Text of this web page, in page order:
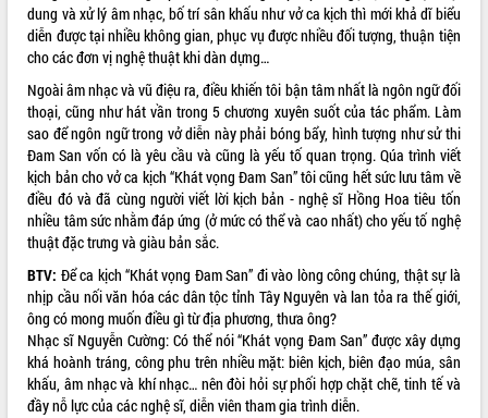
Phó Chủ tịch UBND tỉnh Đắk Lắk
Trương Công Thái kiểm tra thực địa
Dự án cao tốc Khánh Hòa - Buôn Ma
Thuột
Định vị cà phê Việt Nam như một “di
sản sống” trong dòng chảy toàn cầu
Xây dựng nông thôn mới: Nâng cao đời
sống người dân từ những mô hình thiết
thực
Quyết liệt tháo gỡ vướng mắc, đẩy
nhanh tiến độ các dự án trọng điểm
trong Khu kinh tế Nam Phú Yên
Hòn Yến phát triển du lịch gắn với bảo
tồn biển
Lấy ý kiến điều chỉnh Quy hoạch tỉnh
Đắk Lắk thời kỳ 2021-2030, tầm nhìn
đến năm 2050
dung và xử lý âm nhạc, bố trí sân khấu như vở ca kịch thì mới khả dĩ biểu
diễn được tại nhiều không gian, phục vụ được nhiều đối tượng, thuận tiện
cho các đơn vị nghệ thuật khi dàn dựng…
Ngoài âm nhạc và vũ điệu ra, điều khiến tôi bận tâm nhất là ngôn ngữ đối
thoại, cũng như hát vần trong 5 chương xuyên suốt của tác phẩm. Làm
sao để ngôn ngữ trong vở diễn này phải bóng bẩy, hình tượng như sử thi
Đam San vốn có là yêu cầu và cũng là yếu tố quan trọng. Qúa trình viết
kịch bản cho vở ca kịch “Khát vọng Đam San” tôi cũng hết sức lưu tâm về
điều đó và đã cùng người viết lời kịch bản - nghệ sĩ Hồng Hoa tiêu tốn
nhiều tâm sức nhằm đáp ứng (ở mức có thể và cao nhất) cho yếu tố nghệ
thuật đặc trưng và giàu bản sắc.
BTV: Để ca kịch “Khát vọng Đam San” đi vào lòng công chúng, thật sự là
nhịp cầu nối văn hóa các dân tộc tỉnh Tây Nguyên và lan tỏa ra thế giới,
ông có mong muốn điều gì từ địa phương, thưa ông?
Nhạc sĩ Nguyễn Cường: Có thể nói “Khát vọng Đam San” được xây dựng
khá hoành tráng, công phu trên nhiều mặt: biên kịch, biên đạo múa, sân
khấu, âm nhạc và khí nhạc… nên đòi hỏi sự phối hợp chặt chẽ, tinh tế và
đầy nỗ lực của các nghệ sĩ, diễn viên tham gia trình diễn.